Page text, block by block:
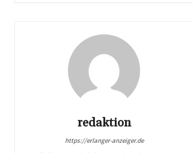
redaktion
https://erlanger-anzeiger.de